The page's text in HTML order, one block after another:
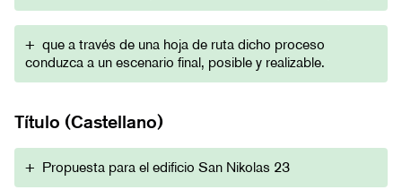
+ que a través de una hoja de ruta dicho proceso
conduzca a un escenario final, posible y realizable.
Título (Castellano)
+ Propuesta para el edificio San Nikolas 23